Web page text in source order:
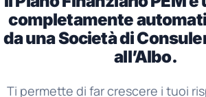
completamente
da una Società di
all’Albo.
Ti permette di far crescere i tuoi